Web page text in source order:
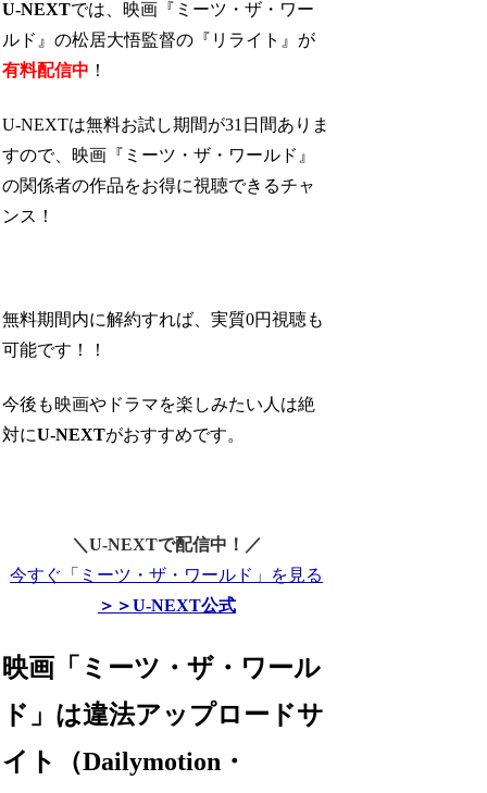
U-NEXTでは、映画『ミーツ・ザ・ワー
ルド』の松居大悟監督の『リライト』が
有料配信中 ！
U-NEXTは無料お試し期間が31日間ありま
すので、映画『ミーツ・ザ・ワールド』
の関係者の作品をお得に視聴できるチャ
ンス！
無料期間内に解約すれば、実質0円視聴も
可能です！！
今後も映画やドラマを楽しみたい人は絶
対にU-NEXTがおすすめです。
＼U-NEXTで配信中！／
今すぐ「ミーツ・ザ・ワールド」を見る
＞＞U-NEXT公式
映画「ミーツ・ザ・ワール
ド」は違法アップロードサ
イト（Dailymotion・